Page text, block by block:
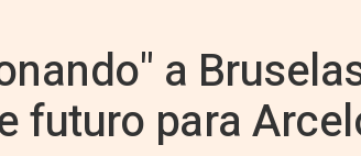
a
futuro para